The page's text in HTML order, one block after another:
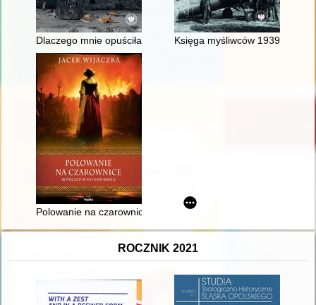
Dlaczego mnie opuściłaś, mamo?Księga myśliwców 1939 :
Polowanie na czarownice w Polsce w XVI-XVIII wieku
ROCZNIK 2021